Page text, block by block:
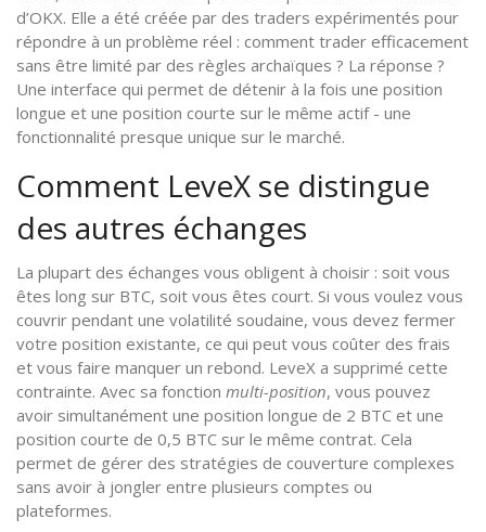
d’OKX. Elle a été créée par des traders expérimentés pour
répondre à un problème réel : comment trader efficacement
sans être limité par des règles archaïques ? La réponse ?
Une interface qui permet de détenir à la fois une position
longue et une position courte sur le même actif - une
fonctionnalité presque unique sur le marché.
Comment LeveX se distingue
des autres échanges
La plupart des échanges vous obligent à choisir : soit vous
êtes long sur BTC, soit vous êtes court. Si vous voulez vous
couvrir pendant une volatilité soudaine, vous devez fermer
votre position existante, ce qui peut vous coûter des frais
et vous faire manquer un rebond. LeveX a supprimé cette
contrainte. Avec sa fonction multi-position, vous pouvez
avoir simultanément une position longue de 2 BTC et une
position courte de 0,5 BTC sur le même contrat. Cela
permet de gérer des stratégies de couverture complexes
sans avoir à jongler entre plusieurs comptes ou
plateformes.